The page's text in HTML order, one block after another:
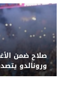
صلاح ضمن
ورونالدو
كبير